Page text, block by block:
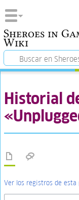
Sheroes in
Wiki
Historial
Ver los registros de esta